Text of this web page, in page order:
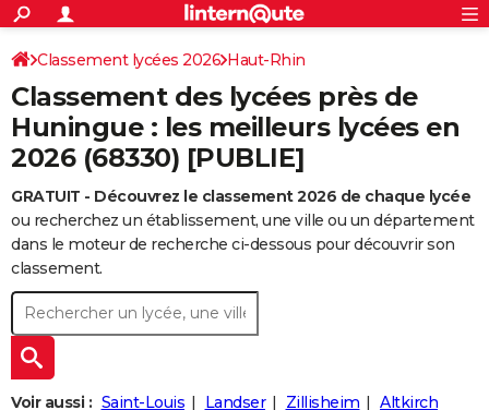
ACTUALITÉS
Politique
Société
Faits Divers
Education
Monde
Villes
+
SPORT
Coupe du monde 2026
Football
Tennis
Cyclisme
Rugby
Forum
CULTURE
Programme TV
TNT
Streaming
Cinéma
Sorties cinéma
Musique
+
FINANCE
Retraite
Impôts
Epargne
Immobilier
Risques naturels par ville
Banque
Assurance
Crédit
AUTO
Essais
Réserver un essai
Citadines
Berlines
SUV
Forum auto
+
HIGH-TECH
BRICOLAGE
Forum
Aménagement intérieur
Extérieur
Cuisine
Salle de bains
Jardinage
Rangement
+WEEK-END
Guides de France
Escapades
Patrimoine
Expositions
Musées
Week-end nature
+
LIFESTYLE
S'inscrire
Connexion
Classement lycées 2026 Haut-Rhin
Classement des lycées près de
Huningue : les meilleurs lycées en
2026 (68330) [PUBLIE]
GRATUIT - Découvrez le classement 2026 de chaque lycée
ou recherchez un établissement, une ville ou un département
dans le moteur de recherche ci-dessous pour découvrir son
classement.
Voir aussi : Saint-Louis Landser Zillisheim
Altkirch